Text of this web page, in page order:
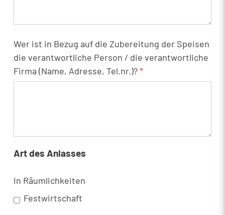
Wer ist in Bezug auf die Zubereitung der Speisen
die verantwortliche Person / die verantwortliche
Firma (Name, Adresse, Tel.nr.)?*
Art des Anlasses
In Räumlichkeiten
Festwirtschaft